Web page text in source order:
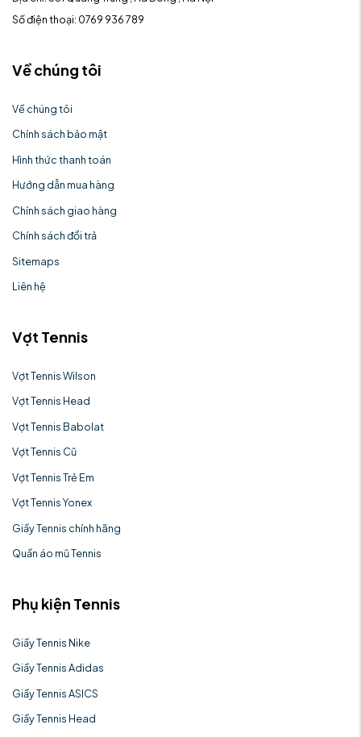
Số điện thoại: 0769 936 789
Về chúng tôi
Về chúng tôi
Chính sách bảo mật
Hình thức thanh toán
Hướng dẫn mua hàng
Chính sách giao hàng
Chính sách đổi trả
Sitemaps
Liên hệ
Vợt Tennis
Vợt Tennis Wilson
Vợt Tennis Head
Vợt Tennis Babolat
Vợt Tennis Cũ
Vợt Tennis Trẻ Em
Vợt Tennis Yonex
Giầy Tennis chính hãng
Quần áo mũ Tennis
Phụ kiện Tennis
Giầy Tennis Nike
Giầy Tennis Adidas
Giầy Tennis ASICS
Giầy Tennis Head